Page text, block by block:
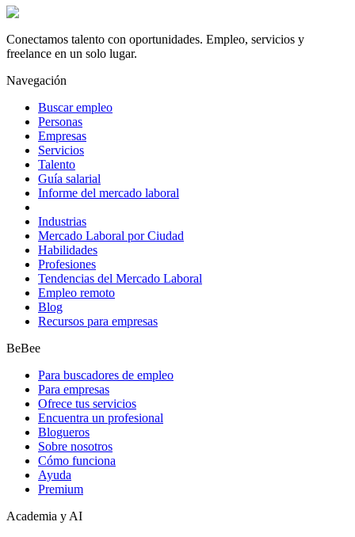
Conectamos talento con oportunidades. Empleo, servicios y
freelance en un solo lugar.
Navegación
Buscar empleo
Personas
Empresas
Servicios
Talento
Guía salarial
Informe del mercado laboral
Industrias
Mercado Laboral por Ciudad
Habilidades
Profesiones
Tendencias del Mercado Laboral
Empleo remoto
Blog
Recursos para empresas
BeBee
Para buscadores de empleo
Para empresas
Ofrece tus servicios
Encuentra un profesional
Blogueros
Sobre nosotros
Cómo funciona
Ayuda
Premium
Academia y AI